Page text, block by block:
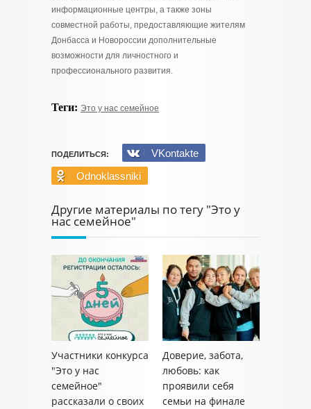
информационные центры, а также зоны
совместной работы, предоставляющие жителям
Донбасса и Новороссии дополнительные
возможности для личностного и
профессионального развития.
Теги: Это у нас семейное
ПОДЕЛИТЬСЯ:
VKontakte
Odnoklassniki
Другие материалы по тегу "Это у
нас семейное"
Участники конкурса
"Это у нас
семейное"
рассказали о своих
Доверие, забота,
любовь: как
проявили себя
семьи на финале